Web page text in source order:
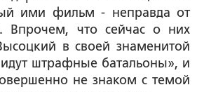
ими фильм - неправда от
Впрочем, что сейчас о них
в своей знаменитой
штрафные батальоны», и
не знаком с темой